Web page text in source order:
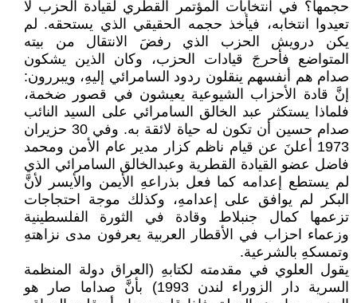
حجمها؟ في انتخابات المؤتمر القطري لقيادة الحزب لا
تعيدوا انتخابه، فيأخذ حجمه الحقيقي الذي يستحقه. لم
يكن درويش الحزب الذي رفضَ الانتقال من بيته
المتواضع فأحرجَ قيادات الحزب، وكان الذين يشكون
صدام هم أنفسهم ينقلون ردود السامرائي إليهِ، ويبررون:
إنَّ قادة الأحزاب الشيوعية يعيشون في قصور ضخمة،
فلماذا يستكثر عبد الخالق السامرائي على السيد النائب
صدام حسين أن تكون له حياة لائقة به. وفي 30 حزيران
1973 أعلنَ عن قيام ناظم كزار مدير عام الأمن ومحمد
فاضل عضو القيادة القطرية وعبدالخالق السامرائي الذي
لم يستطع إعدامه كما فعل بذراعهِ الأيمن والأيسر لأنَّ
البكر لم يوافق على إعدامهِ، وكذلك موجة احتجاجات
تزعمها كمال جنبلاط وقادة في الثورة الفلسطينية
وزعماء احزاب في الأقطار العربية يعرفون مدى نزاهتهِ
وتمسكهِ بالشرعية.
يقول العلوي في مقدمته لكتابهِ (العراق دولة المنظمة
السرية دار الزوراء لندن 1993) بأنَّ صداما صار هو